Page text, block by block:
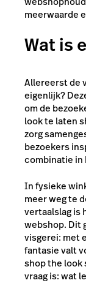
meerwaarde
Wat is
Allereerst de
eigenlijk?
om de
look te laten
zorg
bezoekers
combinatie in
In fysieke
meer weg te
vertaalslag is
webshop. Dit
visgerei: met
fantasie valt
shop the look
vraag is: wat